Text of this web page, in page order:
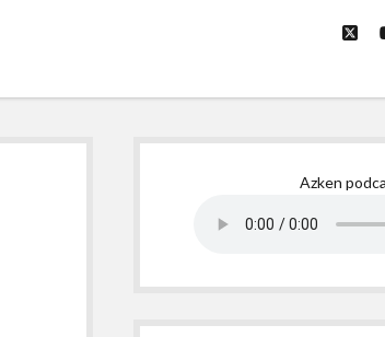
Azken